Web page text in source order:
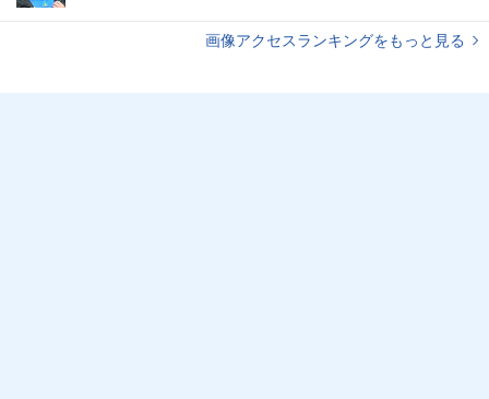
画像アクセスランキングをもっと見る